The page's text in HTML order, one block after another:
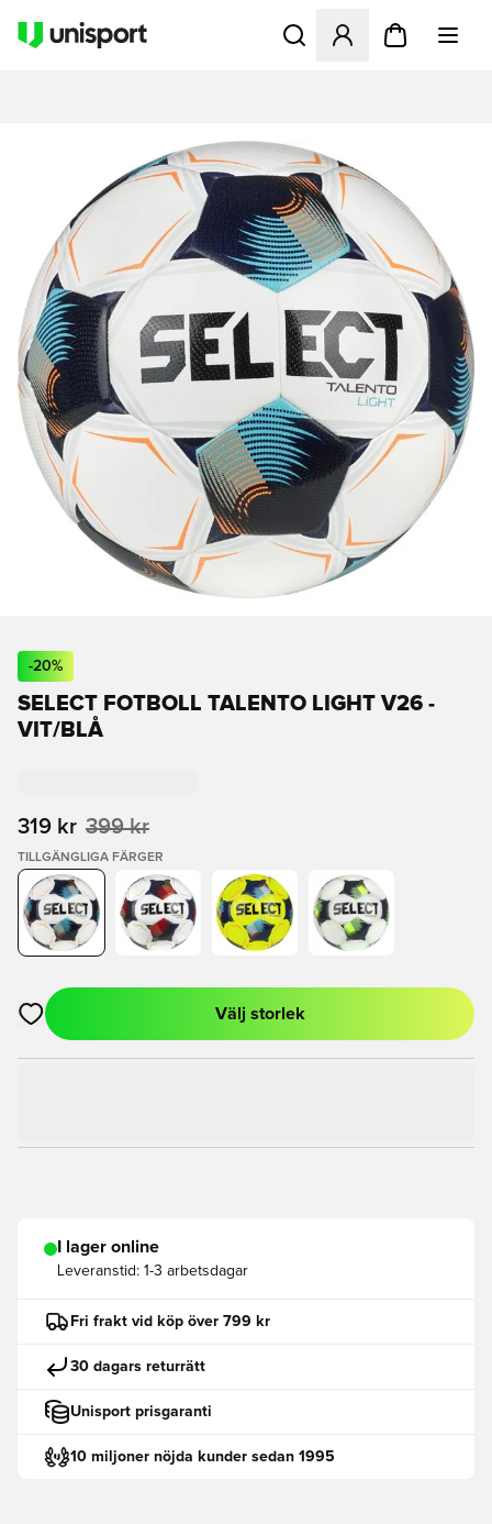
Öppnar en Modal för att
-20%
SELECT FOTBOLL TALENTO LIGHT V26 -
VIT/BLÅ
319 kr 399 kr
TILLGÄNGLIGA FÄRGER
Öppnar en Modal för att logga in eller registrera dig som
Välj storlek
I lager online
Leveranstid: 1-3 arbetsdagar
Fri frakt vid köp över 799 kr
30 dagars returrätt
Unisport prisgaranti
10 miljoner nöjda kunder sedan 1995